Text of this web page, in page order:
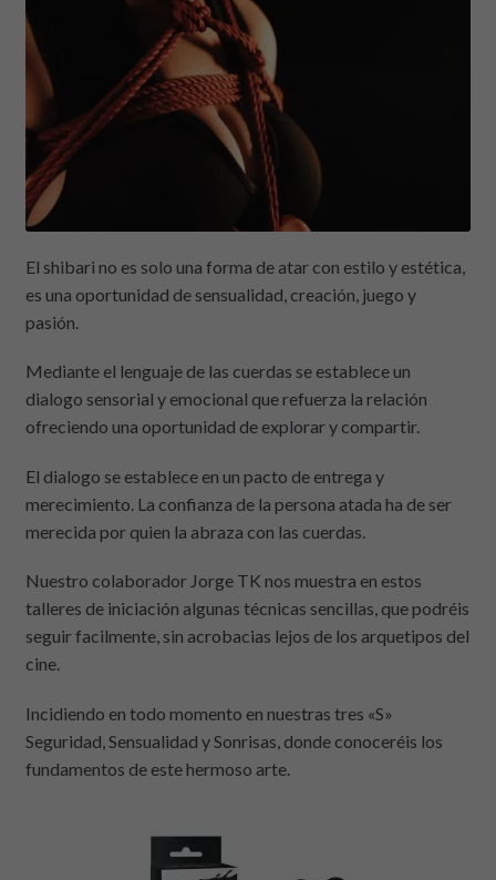
El shibari no es solo una forma de atar con estilo y estética,
es una oportunidad de sensualidad, creación, juego y
pasión.
Mediante el lenguaje de las cuerdas se establece un
dialogo sensorial y emocional que refuerza la relación
ofreciendo una oportunidad de explorar y compartir.
El dialogo se establece en un pacto de entrega y
merecimiento. La confianza de la persona atada ha de ser
merecida por quien la abraza con las cuerdas.
Nuestro colaborador Jorge TK nos muestra en estos
talleres de iniciación algunas técnicas sencillas, que podréis
seguir facilmente, sin acrobacias lejos de los arquetipos del
cine.
Incidiendo en todo momento en nuestras tres «S»
Seguridad, Sensualidad y Sonrisas, donde conoceréis los
fundamentos de este hermoso arte.